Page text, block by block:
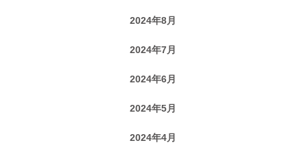
2024年8月
2024年7月
2024年6月
2024年5月
2024年4月